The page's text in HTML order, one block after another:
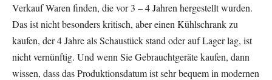
Verkauf Waren finden, die vor 3 – 4 Jahren hergestellt wurden.
Das ist nicht besonders kritisch, aber einen Kühlschrank zu
kaufen, der 4 Jahre als Schaustück stand oder auf Lager lag, ist
nicht vernünftig. Und wenn Sie Gebrauchtgeräte kaufen, dann
wissen, dass das Produktionsdatum ist sehr bequem in modernen